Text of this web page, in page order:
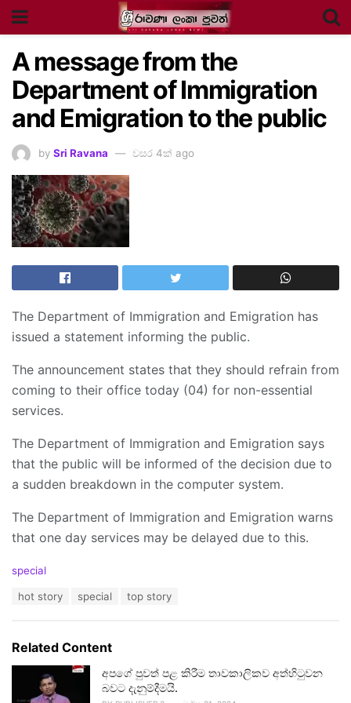
A message from the
Department of Immigration
and Emigration to the public
by Sri Ravana වසර 4ක් ago
The Department of Immigration and Emigration has
issued a statement informing the public.
The announcement states that they should refrain from
coming to their office today (04) for non-essential
services.
The Department of Immigration and Emigration says
that the public will be informed of the decision due to
a sudden breakdown in the computer system.
The Department of Immigration and Emigration warns
that one day services may be delayed due to this.
C
o
r
i
special
:
hot story special top story
Related Content
අපගේ පුවත් පළ කිරීම තාවකාලිකව අත්හිටුවන
බවට දැනුම්දීමයි.